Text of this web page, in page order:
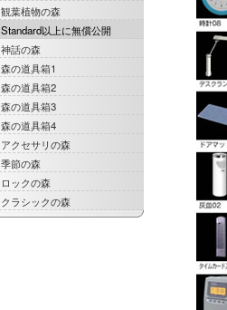
観葉植物の森
Standard以上に無償公開
神話の森
森の道具箱1
森の道具箱2
森の道具箱3
森の道具箱4
アクセサリの森
季節の森
ロックの森
クラシックの森